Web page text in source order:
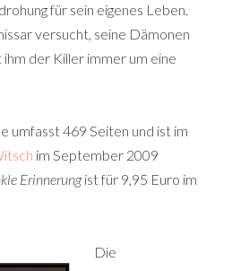
für sein eigenes Leben.
versucht, seine Dämonen
der Killer immer um eine
umfasst 469 Seiten und ist im
im September 2009
Erinnerungist für 9,95 Euro im
Die